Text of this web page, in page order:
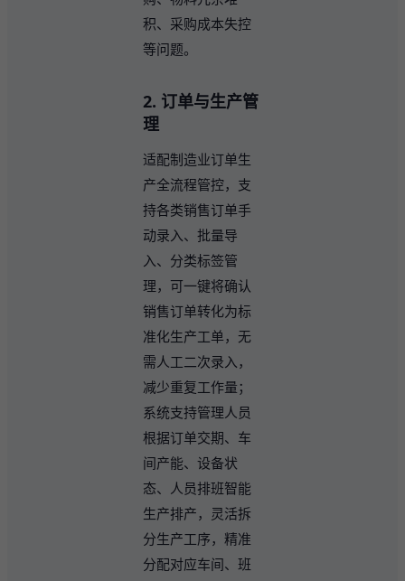
积、采购成本失控
等问题。
2. 订单与生产管
理
适配制造业订单生
产全流程管控，支
持各类销售订单手
动录入、批量导
入、分类标签管
理，可一键将确认
销售订单转化为标
准化生产工单，无
需人工二次录入，
减少重复工作量；
系统支持管理人员
根据订单交期、车
间产能、设备状
态、人员排班智能
生产排产，灵活拆
分生产工序，精准
分配对应车间、班